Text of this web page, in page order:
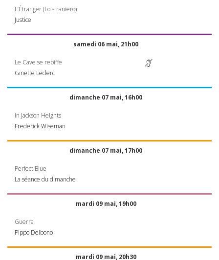
L’Étranger (Lo straniero)
Justice
samedi 06 mai, 21h00
Le Cave se rebiffe
Ginette Leclerc
dimanche 07 mai, 16h00
In Jackson Heights
Frederick Wiseman
dimanche 07 mai, 17h00
Perfect Blue
La séance du dimanche
mardi 09 mai, 19h00
Guerra
Pippo Delbono
mardi 09 mai, 20h30